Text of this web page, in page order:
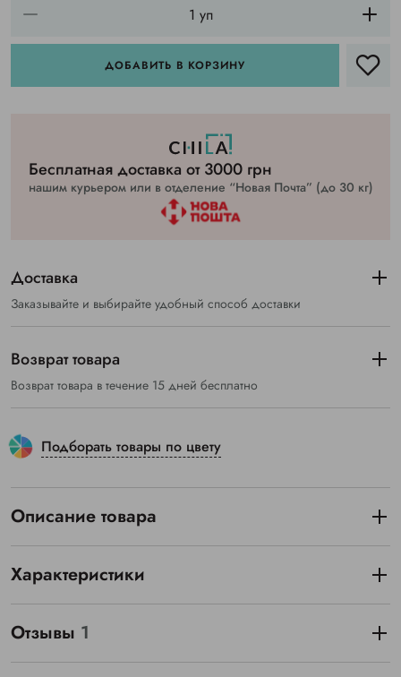
ДОБАВИТЬ В КОРЗИНУ
Бесплатная доставка от 3000 грн
нашим курьером или в отделение “Новая Почта” (до 30 кг)
Доставка
Заказывайте и выбирайте удобный способ доставки
Возврат товара
Возврат товара в течение 15 дней бесплатно
Подборать товары по цвету
Описание товара
Характеристики
Отзывы 1